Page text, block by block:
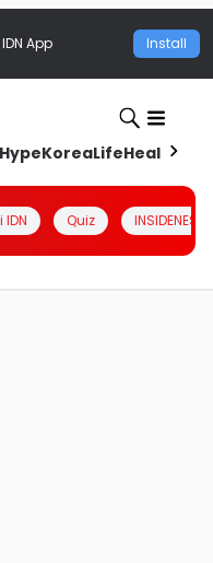
App Install
HypeKoreaLifeHealth
Quiz INSIDENESIA